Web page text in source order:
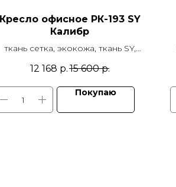
Кресло офисное РК-193 SY
Калибр
ткань сетка, экокожа, ткань SY,
подлокотники регулируемые,
механизм качания TOP GUN
12 168 р.15 600 р.
Покупаю